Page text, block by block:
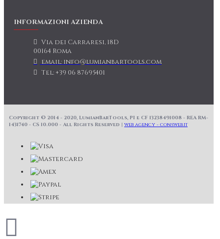
INFORMAZIONI AZIENDA
Via dei Carraresi, 18D
00164 Roma
email: info@lumianbartools.com
Tel: +39 06 87695401
Copyright © 2014 - 2020, LumianBarTools, PI e CF 13238491008 - REA RM-
1431740 - CS 10.000 - All Rights Reserved | web agency - consweb.it